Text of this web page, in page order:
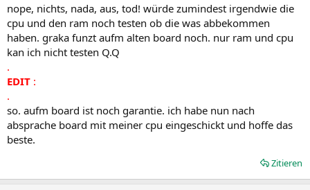
nope, nichts, nada, aus, tod! würde zumindest irgendwie die
cpu und den ram noch testen ob die was abbekommen
haben. graka funzt aufm alten board noch. nur ram und cpu
kan ich nicht testen Q.Q
.
EDIT :
.
so. aufm board ist noch garantie. ich habe nun nach
absprache board mit meiner cpu eingeschickt und hoffe das
beste.
Zitieren